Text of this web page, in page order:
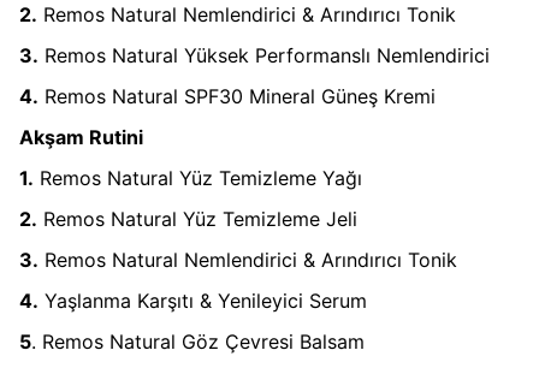
2. Remos Natural Nemlendirici & Arındırıcı Tonik
3. Remos Natural Yüksek Performanslı Nemlendirici
4. Remos Natural SPF30 Mineral Güneş Kremi
Akşam Rutini
1. Remos Natural Yüz Temizleme Yağı
2. Remos Natural Yüz Temizleme Jeli
3. Remos Natural Nemlendirici & Arındırıcı Tonik
4. Yaşlanma Karşıtı & Yenileyici Serum
5. Remos Natural Göz Çevresi Balsam